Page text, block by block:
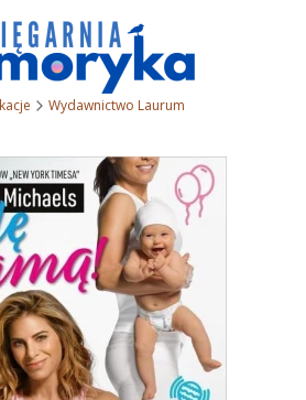
Wydawnictwo Laurum